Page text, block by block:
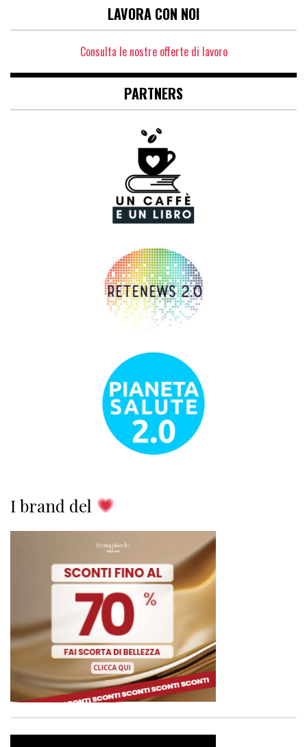
LAVORA CON NOI
Consulta le nostre offerte di lavoro
PARTNERS
I brand del